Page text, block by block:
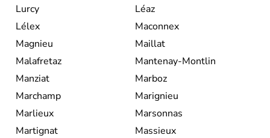
Lurcy
Léaz
Lélex
Maconnex
Magnieu
Maillat
Malafretaz
Mantenay-Montlin
Manziat
Marboz
Marchamp
Marignieu
Marlieux
Marsonnas
Martignat
Massieux